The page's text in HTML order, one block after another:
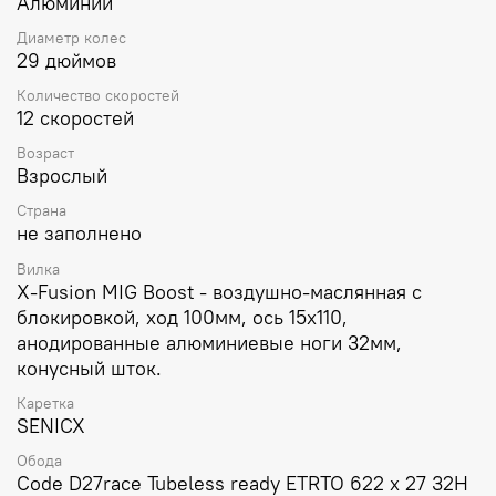
Диаметр колес
29 дюймов
Количество скоростей
12 скоростей
Возраст
Взрослый
Страна
не заполнено
Вилка
X-Fusion MIG Boost - воздушно-маслянная c
блокировкой, ход 100мм, ось 15х110,
анодированные алюминиевые ноги 32мм,
конусный шток.
Каретка
SENICX
Обода
Code D27race Tubeless ready ETRTO 622 x 27 32H